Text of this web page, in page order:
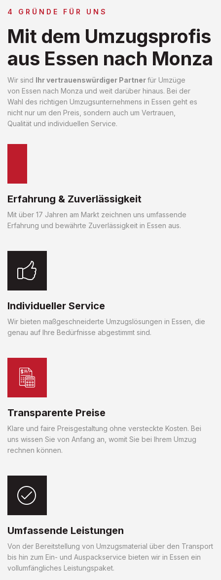
4 GRÜNDE FÜR UNS
Mit dem Umzugsprofis
aus Essen nach Monza
Wir sind Ihr vertrauenswürdiger Partnerfür Umzüge
von Essen nach Monza und weit darüber hinaus. Bei der
Wahl des richtigen Umzugsunternehmens in Essen geht es
nicht nur um den Preis, sondern auch um Vertrauen,
Qualität und individuellen Service.
Erfahrung & Zuverlässigkeit
Mit über 17 Jahren am Markt zeichnen uns umfassende
Erfahrung und bewährte Zuverlässigkeit in Essen aus.
Individueller Service
Wir bieten maßgeschneiderte Umzugslösungen in Essen, die
genau auf Ihre Bedürfnisse abgestimmt sind.
Transparente Preise
Klare und faire Preisgestaltung ohne versteckte Kosten. Bei
uns wissen Sie von Anfang an, womit Sie bei Ihrem Umzug
rechnen können.
Umfassende Leistungen
Von der Bereitstellung von Umzugsmaterial über den Transport
bis hin zum Ein- und Auspackservice bieten wir in Essen ein
vollumfängliches Leistungspaket.